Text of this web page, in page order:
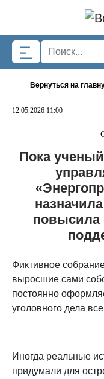
Вернуться на
12.05.2026 11:00
Пока
повысила
Фиктивное
выросшие сами
постоянно
уголовного дела все
Иногда реальные
придумали для